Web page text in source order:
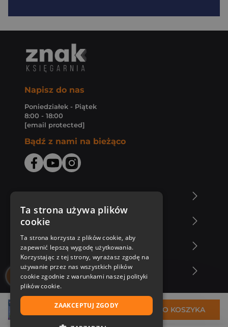
21,27 zł DO KOSZYKA
Napisz do nas
Poniedziałek - Piątek
8:00 - 18:00
[email protected]
Bądź z nami na bieżąco
Zakupy u nas
Nasza oferta
Nasi autorzy
Ta strona używa plików
cookie
Ta strona korzysta z plików cookie, aby
zapewnić lepszą wygodę użytkowania.
Korzystając z tej strony, wyrażasz zgodę na
używanie przez nas wszystkich plików
cookie zgodnie z warunkami naszej polityki
plików cookie.
ZAAKCEPTUJ ZGODY